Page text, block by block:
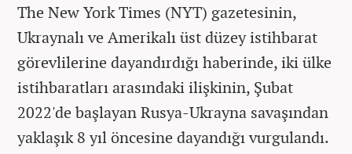
The New York Times (NYT) gazetesinin,
Ukraynalı ve Amerikalı üst düzey istihbarat
görevlilerine dayandırdığı haberinde, iki ülke
istihbaratları arasındaki ilişkinin, Şubat
2022'de başlayan Rusya-Ukrayna savaşından
yaklaşık 8 yıl öncesine dayandığı vurgulandı.